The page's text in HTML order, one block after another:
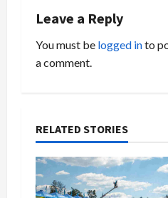
v
g
a
t
Leave a Reply
You must be logged into
a comment.
RELATED STORIES